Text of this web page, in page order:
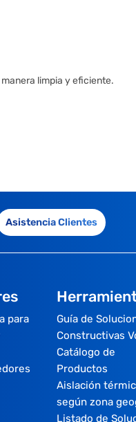
limpia y eficiente.
Asistencia Clientes
para
Guía de
Constructivas
Catálogo de
Productos
Aislación
según zona
Listado de